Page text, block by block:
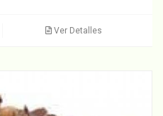
Ver Detalles